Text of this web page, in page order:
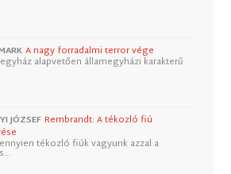
A nagy forradalmi terror vége
alapvetően államegyházi karakterű
JÓZSEF Rembrandt: A tékozló fiú
tékozló fiúk vagyunk azzal a